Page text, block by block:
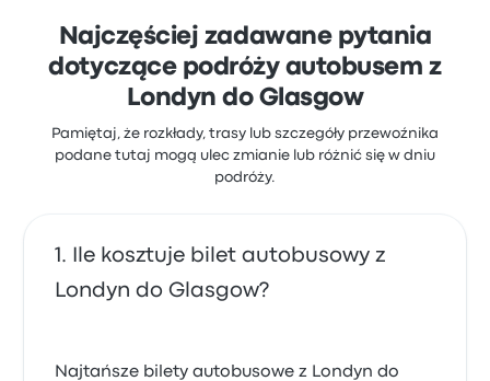
252 zł
Najczęściej zadawane pytania
dotyczące podróży autobusem z
Londyn do Glasgow
Pamiętaj, że rozkłady, trasy lub szczegóły przewoźnika
podane tutaj mogą ulec zmianie lub różnić się w dniu
podróży.
Ile kosztuje bilet autobusowy z
Londyn do Glasgow?
Najtańsze bilety autobusowe z Londyn do